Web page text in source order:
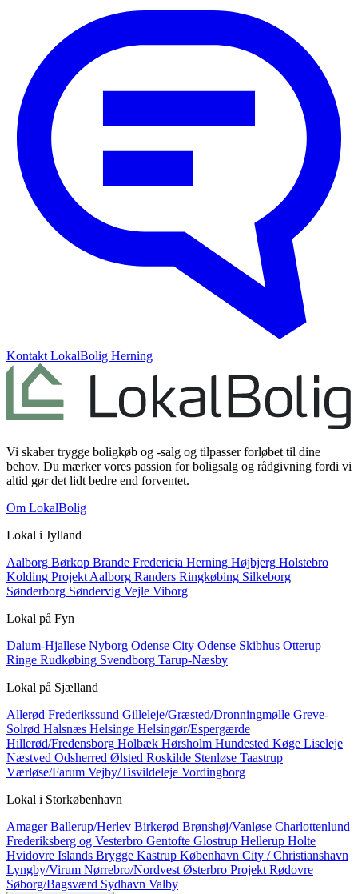
Kontakt LokalBolig Herning
Vi skaber trygge boligkøb og -salg og tilpasser forløbet til dine
behov. Du mærker vores passion for boligsalg og rådgivning fordi vi
altid gør det lidt bedre end forventet.
Om LokalBolig
Lokal i Jylland
Aalborg Børkop Brande Fredericia Herning Højbjerg Holstebro
Kolding Projekt Aalborg Randers Ringkøbing Silkeborg
Sønderborg Søndervig Vejle Viborg
Lokal på Fyn
Dalum-Hjallese Nyborg Odense City Odense Skibhus Otterup
Ringe Rudkøbing Svendborg Tarup-Næsby
Lokal på Sjælland
Allerød Frederikssund Gilleleje/Græsted/Dronningmølle Greve-
Solrød Halsnæs Helsinge Helsingør/Espergærde
Hillerød/Fredensborg Holbæk Hørsholm Hundested Køge Liseleje
Næstved Odsherred Ølsted Roskilde Stenløse Taastrup
Værløse/Farum Vejby/Tisvildeleje Vordingborg
Lokal i Storkøbenhavn
AmagerBallerup/Herlev Birkerød Brønshøj/Vanløse Charlottenlund
Frederiksberg og Vesterbro Gentofte Glostrup Hellerup Holte
Hvidovre Islands Brygge Kastrup København City / Christianshavn
Lyngby/Virum Nørrebro/Nordvest Østerbro Projekt Rødovre
Søborg/Bagsværd Sydhavn Valby